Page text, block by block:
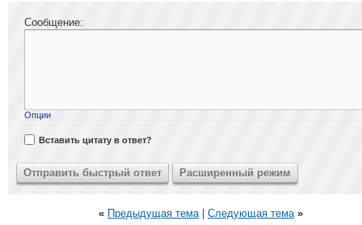
Сообщение:
Опции
Вставить цитату в ответ?
« Предыдущая тема| Следующая тема »